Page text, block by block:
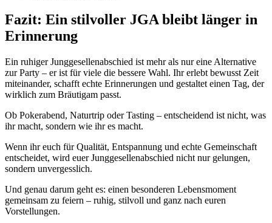
Fazit: Ein stilvoller JGA bleibt länger in
Erinnerung
Ein ruhiger Junggesellenabschied ist mehr als nur eine Alternative
zur Party – er ist für viele die bessere Wahl. Ihr erlebt bewusst Zeit
miteinander, schafft echte Erinnerungen und gestaltet einen Tag, der
wirklich zum Bräutigam passt.
Ob Pokerabend, Naturtrip oder Tasting – entscheidend ist nicht, was
ihr macht, sondern wie ihr es macht.
Wenn ihr euch für Qualität, Entspannung und echte Gemeinschaft
entscheidet, wird euer Junggesellenabschied nicht nur gelungen,
sondern unvergesslich.
Und genau darum geht es: einen besonderen Lebensmoment
gemeinsam zu feiern – ruhig, stilvoll und ganz nach euren
Vorstellungen.